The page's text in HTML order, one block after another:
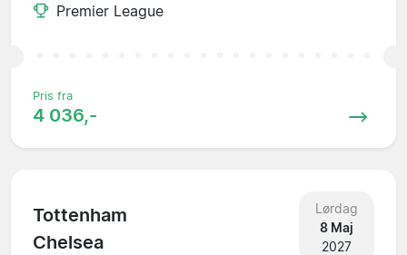
Premier League
Pris fra
4 036,-
Tottenham
Chelsea
Lørdag
8 Maj
2027